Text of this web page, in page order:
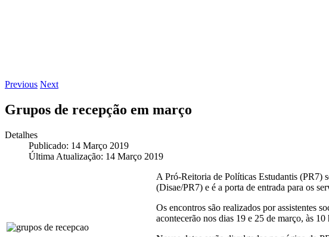
Previous Next
Grupos de recepção em março
Detalhes
Publicado: 14 Março 2019
Última Atualização: 14 Março 2019
A Pró-Reitoria de Políticas Estudantis (PR7)
(Disae/PR7) e é a porta de entrada para os
Os encontros são realizados por assistentes
acontecerão nos dias 19 e 25 de março, às